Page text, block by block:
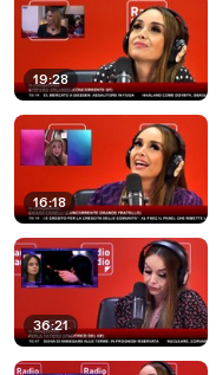
19:28
16:18
36:21